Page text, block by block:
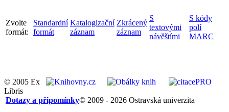
Zvolte
formát:
Standardní
formát
Katalogizační
záznam
Zkrácený
záznam
S
textovými
návěštími
S kódy
polí
MARC
© 2005 Ex
Libris
© 2009 - 2026 Ostravská univerzita
Dotazy a připomínky